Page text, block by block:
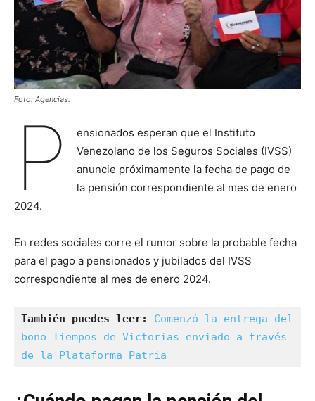
Foto: Agencias.
P
ensionados esperan que el Instituto
Venezolano de los Seguros Sociales (IVSS)
anuncie próximamente la fecha de pago de
la pensión correspondiente al mes de enero
2024.
En redes sociales corre el rumor sobre la probable fecha
para el pago a pensionados y jubilados del IVSS
correspondiente al mes de enero 2024.
También puedes leer:
Comenzó la entrega del
bono Tiempos de Victorias enviado a través
de la Plataforma Patria